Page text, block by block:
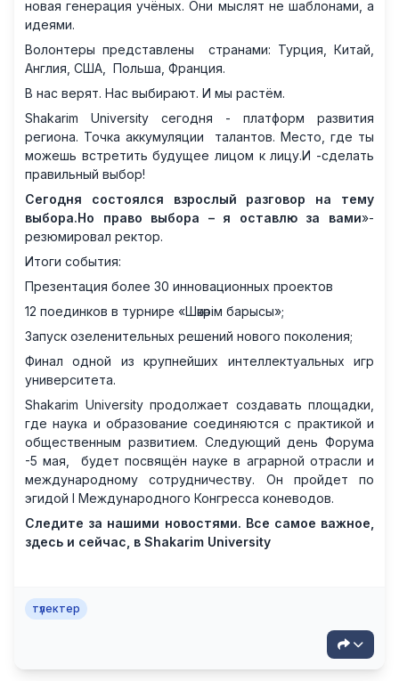
новая генерация учёных. Они мыслят не шаблонами, а
идеями.
Волонтеры представлены странами: Турция, Китай,
Англия, США, Польша, Франция.
В нас верят. Нас выбирают. И мы растём.
Shakarim University сегодня - платформ развития
региона. Точка аккумуляции талантов. Место, где ты
можешь встретить будущее лицом к лицу.И -сделать
правильный выбор!
Сегодня состоялся взрослый разговор на тему
выбора.Но право выбора – я оставлю за вами»-
резюмировал ректор.
Итоги события:
Презентация более 30 инновационных проектов
12 поединков в турнире «Шәкәрім барысы»;
Запуск озеленительных решений нового поколения;
Финал одной из крупнейших интеллектуальных игр
университета.
Shakarim University продолжает создавать площадки,
где наука и образование соединяются с практикой и
общественным развитием. Следующий день Форума
-5 мая, будет посвящён науке в аграрной отрасли и
международному сотрудничеству. Он пройдет по
эгидой I Международного Конгресса коневодов.
Следите за нашими новостями. Все самое важное,
здесь и сейчас, в Shakarim University
түлектер